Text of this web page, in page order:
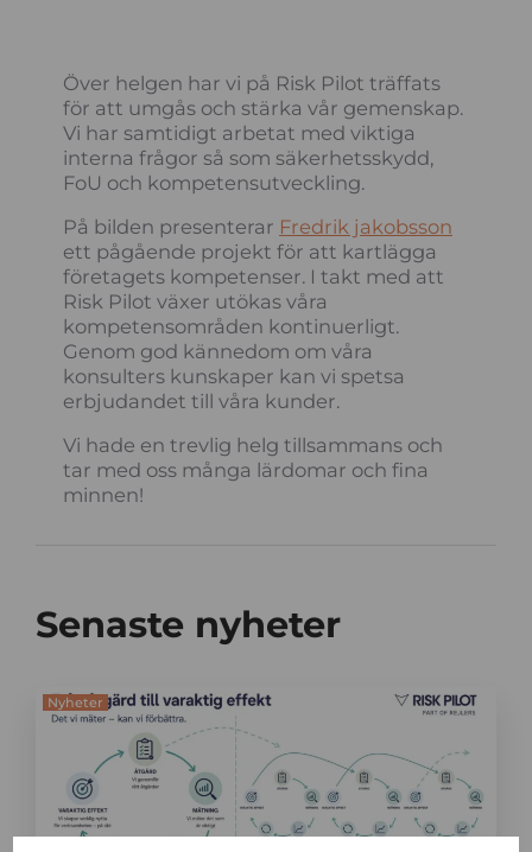
Över helgen har vi på Risk Pilot träffats
för att umgås och stärka vår gemenskap.
Vi har samtidigt arbetat med viktiga
interna frågor så som säkerhetsskydd,
FoU och kompetensutveckling.
På bilden presenterar Fredrik jakobsson
ett pågående projekt för att kartlägga
företagets kompetenser. I takt med att
Risk Pilot växer utökas våra
kompetensområden kontinuerligt.
Genom god kännedom om våra
konsulters kunskaper kan vi spetsa
erbjudandet till våra kunder.
Vi hade en trevlig helg tillsammans och
tar med oss många lärdomar och fina
minnen!
Senaste nyheter
Nyheter